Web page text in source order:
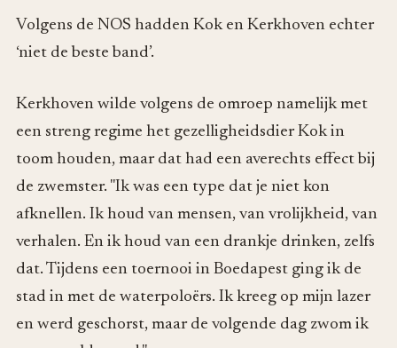
Volgens de NOS hadden Kok en Kerkhoven echter
‘niet de beste band’.
Kerkhoven wilde volgens de omroep namelijk met
een streng regime het gezelligheidsdier Kok in
toom houden, maar dat had een averechts effect bij
de zwemster. "Ik was een type dat je niet kon
afknellen. Ik houd van mensen, van vrolijkheid, van
verhalen. En ik houd van een drankje drinken, zelfs
dat. Tijdens een toernooi in Boedapest ging ik de
stad in met de waterpoloërs. Ik kreeg op mijn lazer
en werd geschorst, maar de volgende dag zwom ik